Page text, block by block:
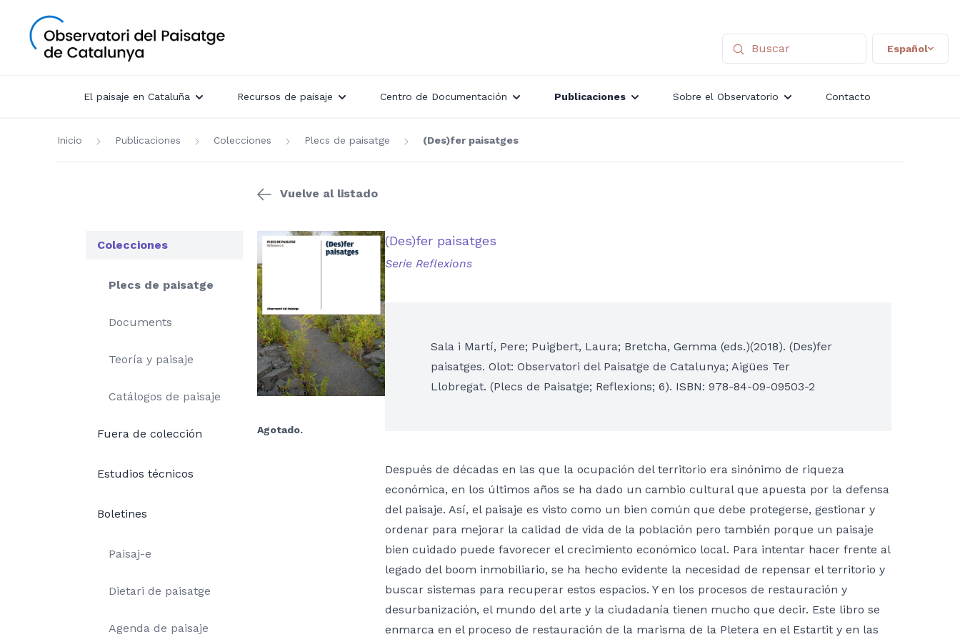
Español
El paisaje en Cataluña Recursos de paisaje Centro de Documentación Publicaciones Sobre el Observatorio Contacto
Inicio Publicaciones Colecciones Plecs de paisatge (Des)fer paisatges
Colecciones
Plecs de paisatge
Documents
Teoría y paisaje
Catálogos de paisaje
Fuera de colección
Estudios técnicos
Boletines
Paisaj-e
Dietari de paisatge
Agenda de paisaje
Vuelve al listado
Número: 6
Agotado.
(Des)fer paisatges
Serie Reflexions
Sala i Martí, Pere; Puigbert, Laura; Bretcha, Gemma (eds.)(2018). (Des)fer
paisatges. Olot: Observatori del Paisatge de Catalunya; Aigües Ter
Llobregat. (Plecs de Paisatge; Reflexions; 6). ISBN: 978-84-09-09503-2
Después de décadas en las que la ocupación del territorio era sinónimo de riqueza
económica, en los últimos años se ha dado un cambio cultural que apuesta por la defensa
del paisaje. Así, el paisaje es visto como un bien común que debe protegerse, gestionar y
ordenar para mejorar la calidad de vida de la población pero también porque un paisaje
bien cuidado puede favorecer el crecimiento económico local. Para intentar hacer frente al
legado del boom inmobiliario, se ha hecho evidente la necesidad de repensar el territorio y
buscar sistemas para recuperar estos espacios. Y en los procesos de restauración y
desurbanización, el mundo del arte y la ciudadanía tienen mucho que decir. Este libro se
enmarca en el proceso de restauración de la marisma de la Pletera en el Estartit y en las